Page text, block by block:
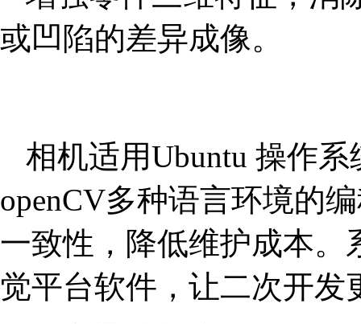
或凹陷的差异成像。
相机适用Ubuntu 操作
openCV多种语言环境的
一致性，降低维护成本。
觉平台软件，让二次开发